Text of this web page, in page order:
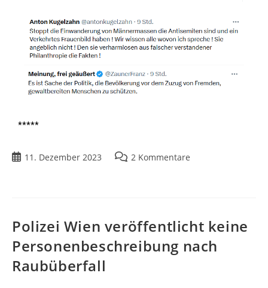
*****
11. Dezember 2023 2 Kommentare
Polizei Wien veröffentlicht keine
Personenbeschreibung nach
Raubüberfall